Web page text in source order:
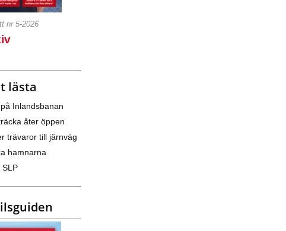
nr 5-2026
lästa
Inlandsbanan
åter öppen
trävaror till järnväg
hamnarna
SLP